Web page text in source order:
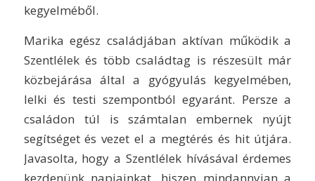
kegyelméből.
Marika egész családjában aktívan működik a
Szentlélek és több családtag is részesült már
közbejárása által a gyógyulás kegyelmében,
lelki és testi szempontból egyaránt. Persze a
családon túl is számtalan embernek nyújt
segítséget és vezet el a megtérés és hit útjára.
Javasolta, hogy a Szentlélek hívásával érdemes
kezdenünk napjainkat, hiszen mindannyian a